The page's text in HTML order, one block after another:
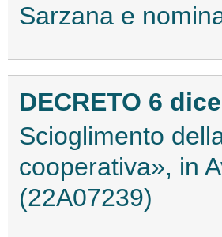
Sarzana e
DECRETO 6
Scioglimento
cooperativa», in
(22A07239)